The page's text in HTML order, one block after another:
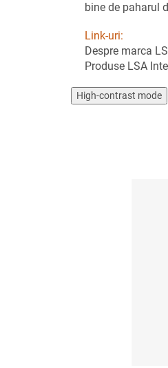
bine de paharul
Link-uri:
Despre marca
Produse LSA
High-contrast mode